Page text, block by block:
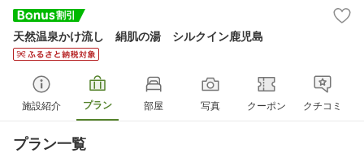
天然温泉かけ流し 絹肌の湯 シルクイン鹿児島
施設紹介 プラン 部屋 写真 クーポン クチコミ
プラン一覧